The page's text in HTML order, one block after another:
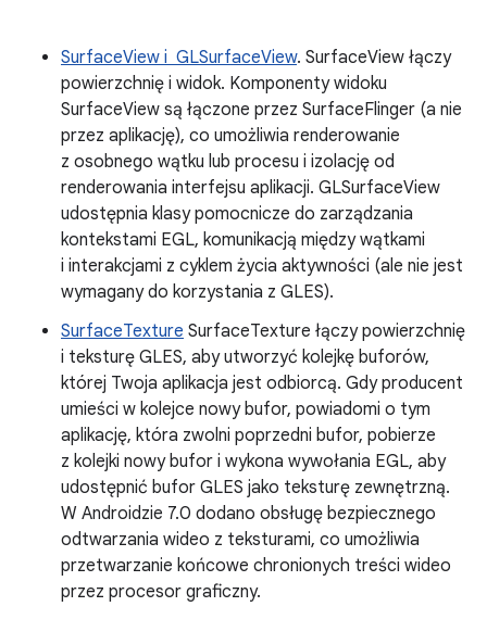
SurfaceView i GLSurfaceView. SurfaceView łączy
powierzchnię i widok. Komponenty widoku
SurfaceView są łączone przez SurfaceFlinger (a nie
przez aplikację), co umożliwia renderowanie
z osobnego wątku lub procesu i izolację od
renderowania interfejsu aplikacji. GLSurfaceView
udostępnia klasy pomocnicze do zarządzania
kontekstami EGL, komunikacją między wątkami
i interakcjami z cyklem życia aktywności (ale nie jest
wymagany do korzystania z GLES).
SurfaceTexture SurfaceTexture łączy powierzchnię
i teksturę GLES, aby utworzyć kolejkę buforów,
której Twoja aplikacja jest odbiorcą. Gdy producent
umieści w kolejce nowy bufor, powiadomi o tym
aplikację, która zwolni poprzedni bufor, pobierze
z kolejki nowy bufor i wykona wywołania EGL, aby
udostępnić bufor GLES jako teksturę zewnętrzną.
W Androidzie 7.0 dodano obsługę bezpiecznego
odtwarzania wideo z teksturami, co umożliwia
przetwarzanie końcowe chronionych treści wideo
przez procesor graficzny.